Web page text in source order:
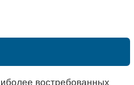
востребованных